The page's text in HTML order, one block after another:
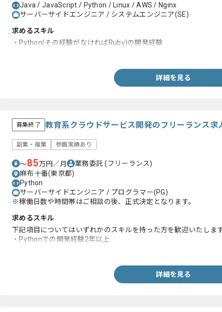
Java / JavaScript / Python / Linux / AWS / Nginx
サーバーサイドエンジニア / システムエンジニア(SE)
求めるスキル
・Python(その経験がなければRuby)の開発経験
詳細を見る
募集終了 教育系クラウドサービス開発のフリーランス求
副業・複業 参画実績あり
〜85万円／月 業務委託(フリーランス)
麻布十番(東京都)
Python
サーバーサイドエンジニア / プログラマー(PG)
※稼働日数や時間帯はご相談の後、正式決定となります。
求めるスキル
下記項目についてはいずれかのスキルを持った方を歓迎いたしま
・Pythonでの開発経験2年以上
詳細を見る